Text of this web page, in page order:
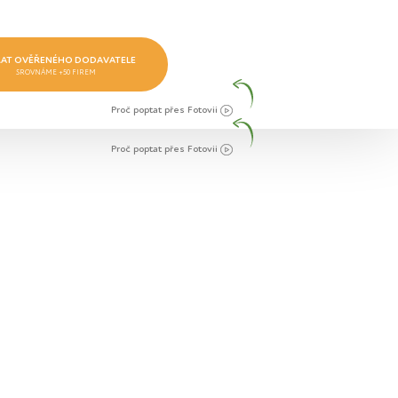
OVĚŘENÉHO DODAVATELE
SROVNÁME +50 FIREM
Proč poptat přes Fotovii
Proč poptat přes Fotovii